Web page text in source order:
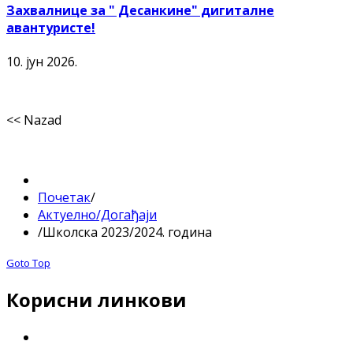
Захвалнице за " Десанкине" дигиталне
авантуристе!
10. јун 2026.
<< Nazad
Почетак/
Актуелно/Догађаји
/Школска 2023/2024. година
Goto Top
Корисни линкови